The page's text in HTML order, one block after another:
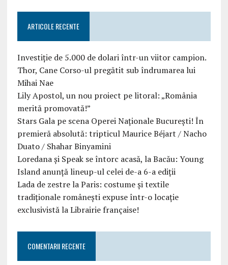
ARTICOLE RECENTE
Investiție de 5.000 de dolari într-un viitor campion.
Thor, Cane Corso-ul pregătit sub îndrumarea lui
Mihai Nae
Lily Apostol, un nou proiect pe litoral: „România
merită promovată!”
Stars Gala pe scena Operei Naționale București! În
premieră absolută: tripticul Maurice Béjart / Nacho
Duato / Shahar Binyamini
Loredana și Speak se întorc acasă, la Bacău: Young
Island anunță lineup-ul celei de-a 6-a ediții
Lada de zestre la Paris: costume și textile
tradiționale românești expuse într-o locație
exclusivistă la Librairie française!
COMENTARII RECENTE